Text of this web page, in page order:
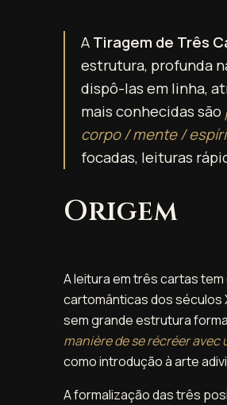
ATiragem de Três
estrutura, profunda
dispô-las em linha,
mais conhecidas são
corpo / mente /
focadas, leituras
Origem
A leitura em três cartas
cartomânticas dos séculos
sem grande estrutura
manière de se récréer avec
como introdução à arte
A formalização das três